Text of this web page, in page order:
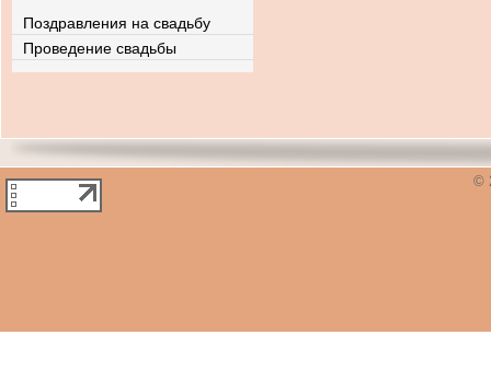
Поздравления на свадьбу
Проведение свадьбы
©